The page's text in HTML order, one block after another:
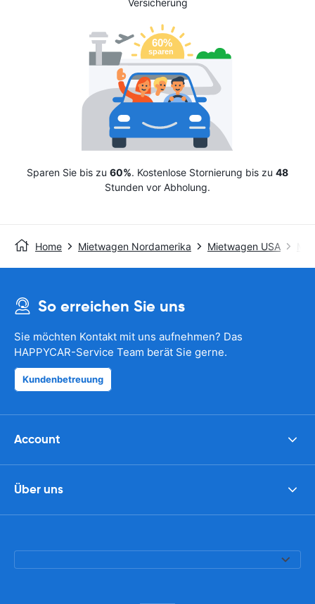
Sparen Sie bis zu 60%. Kostenlose Stornierung bis zu 48
Stunden vor Abholung.
Home Mietwagen Nordamerika Mietwagen USA
So erreichen Sie uns
Sie möchten Kontakt mit uns aufnehmen? Das
HAPPYCAR-Service Team berät Sie gerne.
Kundenbetreuung
Account
Über uns